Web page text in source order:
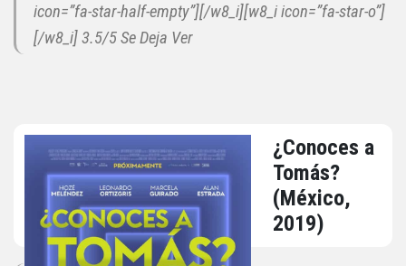
icon=”fa-star-half-empty”][/w8_i][w8_i icon=”fa-star-o”]
[/w8_i] 3.5/5 Se Deja Ver
¿Conoces a
Tomás?
(México,
2019)